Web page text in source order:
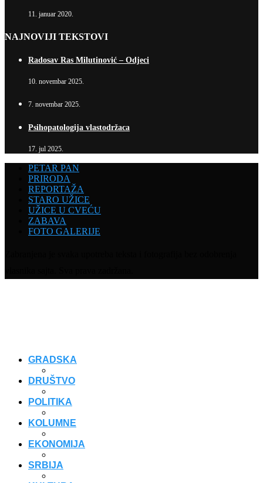
11. januar 2020.
NAJNOVIJI TEKSTOVI
Radosav Ras Milutinović – Odjeci
10. novembar 2025.
7. novembar 2025.
Psihopatologija vlastodržaca
17. jul 2025.
PETAR PAN
PRIRODA
REPORTAŽA
STARO UŽICE
UŽICE U CVEĆU
ZABAVA
FOTO GALERIJE
GRADSKA
DRUŠTVO
POLITIKA
KOLUMNE
EKONOMIJA
SRBIJA